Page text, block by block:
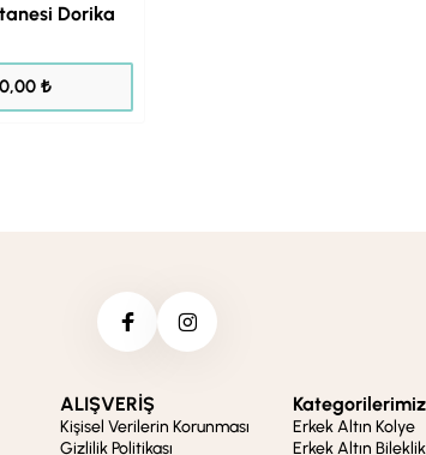
Dorika
₺
ALIŞVERİŞ
Kişisel Verilerin Korunması
Gizlilik Politikası
Kategorilerimiz
Erkek Altın Kolye
Erkek Altın Bileklik